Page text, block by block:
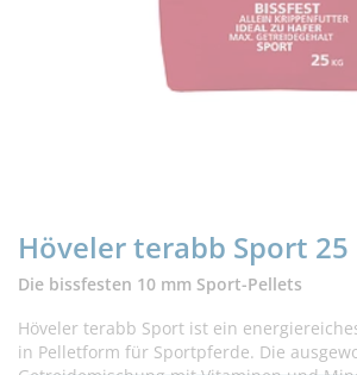
Höveler terabb Sport 25
Die bissfesten 10 mm Sport-Pellets
Höveler terabb Sport ist ein
in Pelletform für Sportpferde. Die